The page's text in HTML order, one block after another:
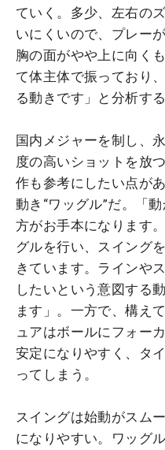
ていく。多少、左右の
いにくいので、プレー
胸の面がやや上に向く
て体主体で振っており
る動きです」と分析する
国内メジャーを制し、
度の高いショットを放
作も参考にしたい点が
動き“ワッグル”だ。「
方がお手本になります
グルを行い、スイング
きています。ラインや
したいという意図する
ます」。一方で、構え
ュアはボールにフォー
安定になりやすく、タ
ってしまう。
スイングは始動がスム
になりやすい。ワッグ